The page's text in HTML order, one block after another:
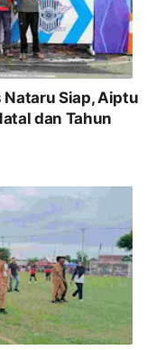
Nataru Siap, Aiptu
dan Tahun